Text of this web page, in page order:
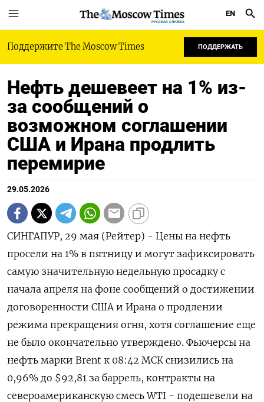
РУССКАЯ СЛУЖБА
EN
Поддержите The Moscow Times ПОДДЕРЖАТЬ
Нефть дешевеет на 1% из-
за сообщений о
возможном соглашении
США и Ирана продлить
перемирие
29.05.2026
СИНГАПУР, 29 мая (Рейтер) - Цены на нефть
просели на 1% в пятницу и могут зафиксировать
самую значительную недельную просадку ‌с
начала апреля на фоне сообщений о достижении
договоренности США и Ирана о продлении
режима прекращения огня, хотя ​соглашение еще
не ​было ​окончательно утверждено. Фьючерсы ⁠на
нефть марки Brent к ‌08:42 МСК снизились на
0,96% ‌до $92,81 за баррель, контракты на
североамериканскую смесь WTI - подешевели ​на